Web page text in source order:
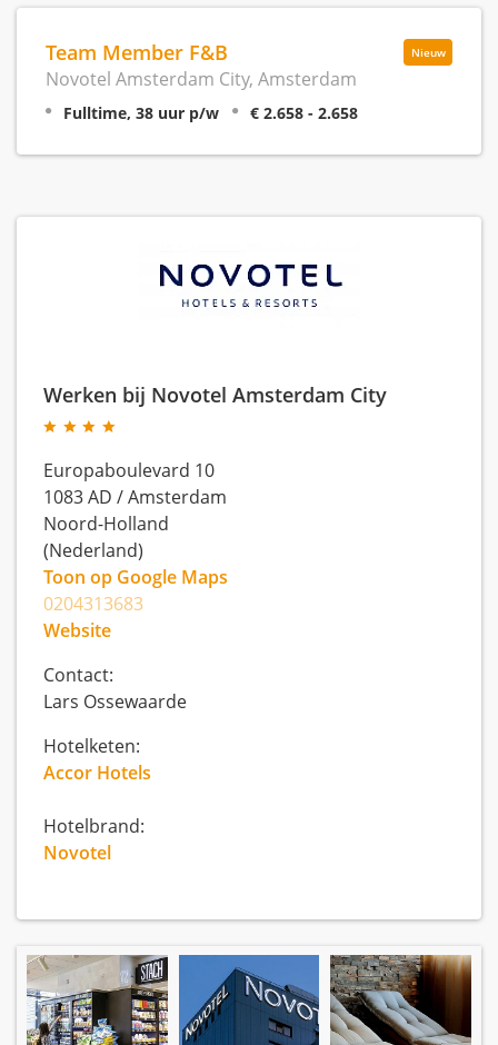
Nieuw
Team Member F&B
Novotel Amsterdam City, Amsterdam
Fulltime, 38 uur p/w € 2.658 - 2.658
Werken bij Novotel Amsterdam City
Europaboulevard 10
1083 AD /Amsterdam
Noord-Holland
(Nederland)
Toon op Google Maps
0204313683
Website
Contact:
Lars Ossewaarde
Hotelketen:
Accor Hotels
Hotelbrand:
Novotel